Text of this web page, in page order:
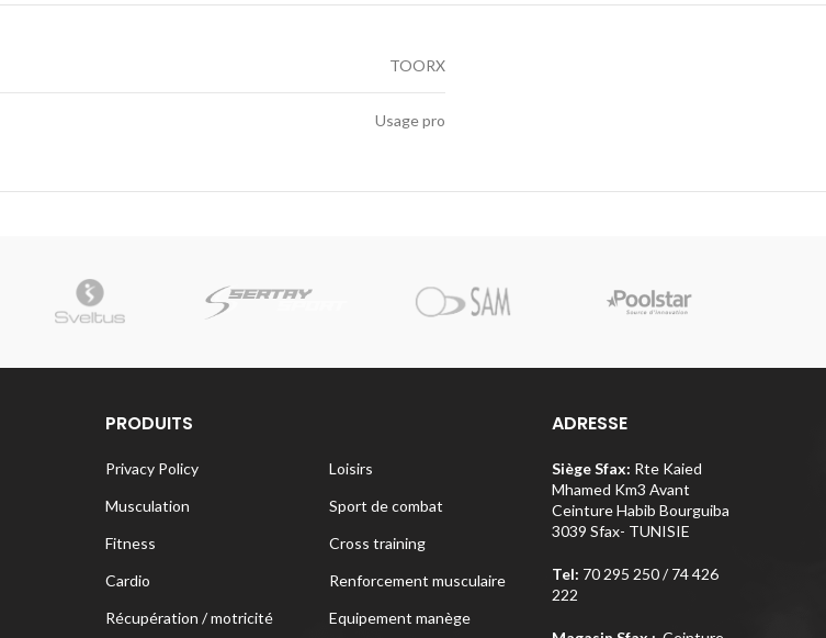
TOORX
Usage pro
PRODUITS
Privacy Policy
Musculation
Fitness
Cardio
Récupération / motricité
Loisirs
Sport de combat
Cross training
Renforcement musculaire
Equipement manège
ADRESSE
Siège Sfax: Rte Kaied
Mhamed Km3 Avant
Ceinture Habib Bourguiba
3039 Sfax- TUNISIE
Tel: 70 295 250 / 74 426
222